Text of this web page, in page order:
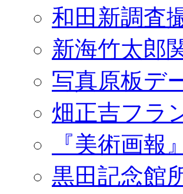
和田新調査
新海竹太郎
写真原板デ
畑正吉フラ
『美術画
黒田記念館